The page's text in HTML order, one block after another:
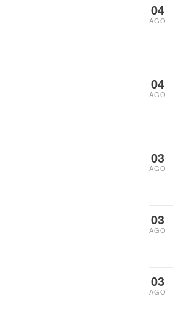
04
AGO
04
AGO
03
AGO
03
AGO
03
AGO